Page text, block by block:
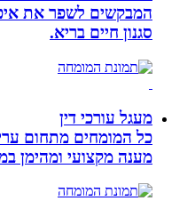
המבקשים לשפר את איכות
סגנון חיים בריא.
מעגל עורכי דין
כל המומחים מתחום עריכת
מענה מקצועי ומהימן במגוון